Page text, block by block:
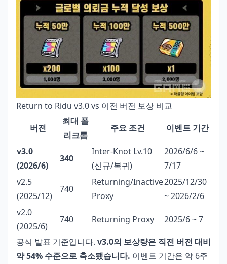
Return to Ridu v3.0 vs 이전 버전 보상 비교
버전
최대 폴
리크롬
주요 조건 이벤트 기간
v3.0
(2026/6)
340
Inter-Knot Lv.10
(신규/복귀)
2026/6/6 ~
7/17
v2.5
(2025/12)
740
Returning/Inactive
Proxy
2025/12/30
~ 2026/2/6
v2.0
(2025/6)
740 Returning Proxy
2025/6 ~ 7
공식 발표 기준입니다. v3.0의 보상량은 직전 버전 대비
약 54% 수준으로 축소됐습니다. 이벤트 기간은 약 6주